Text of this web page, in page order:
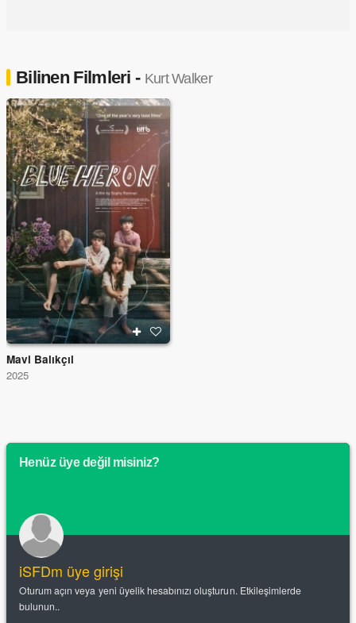
Bilinen Filmleri - Kurt Walker
Mavi Balıkçıl
2025
Henüz üye değil misiniz?
iSFDm üye girişi
Oturum açın veya yeni üyelik hesabınızı oluşturun. Etkileşimlerde
bulunun..